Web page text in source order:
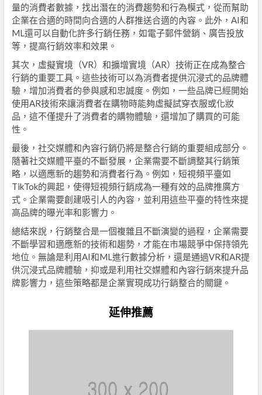
量的消費者數據，找出潛在的消費趨勢和行為模式，從而幫助
企業在合適的時間向合適的人群推送合適的內容。此外，AI和
ML還可以自動化許多行銷任務，如電子郵件營銷、廣告投放
等，提高行銷效率和效果。
其次，虛擬實境（VR）和擴增實境（AR）技術正在成為整合
行銷的重要工具。這些技術可以為消費者提供沉浸式的品牌體
驗，增加消費者的參與感和忠誠度。例如，一些品牌已經開始
使用AR技術來讓消費者在購物時能夠虛擬試穿衣服或化妝
品，這不僅提升了消費者的購物體驗，還增加了購買的可能
性。
最後，社交媒體和內容行銷仍將是整合行銷的重要組成部分。
隨著社交媒體平臺的不斷發展，企業需要不斷調整其行銷策
略，以適應新的趨勢和消費者行為。例如，短視頻平臺如
TikTok的興起，使得短視頻行銷成為一種有效的品牌推廣方
式。企業需要創建吸引人的內容，並利用這些平臺的特性來提
高品牌的曝光率和影響力。
總結來說，行銷整合是一個複雜且不斷演變的過程，企業需要
不斷學習和適應新的技術和趨勢，才能在市場競爭中保持領先
地位。無論是利用AI和ML進行數據分析，還是通過VR和AR提
供沉浸式品牌體驗，抑或是利用社交媒體和內容行銷來提升品
牌影響力，這些策略都是企業實現成功行銷整合的關鍵。
延伸推薦